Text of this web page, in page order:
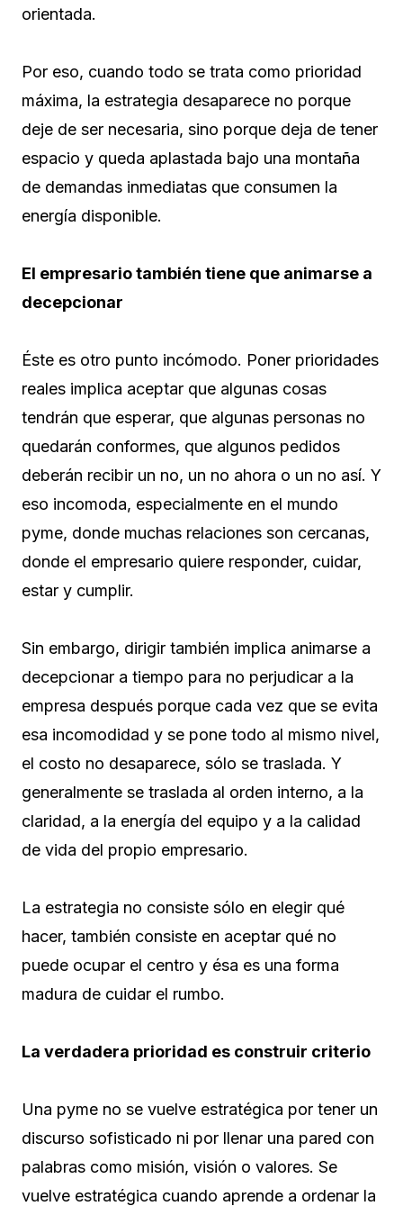
orientada.
Por eso, cuando todo se trata como prioridad
máxima, la estrategia desaparece no porque
deje de ser necesaria, sino porque deja de tener
espacio y queda aplastada bajo una montaña
de demandas inmediatas que consumen la
energía disponible.
El empresario también tiene que animarse a
decepcionar
Éste es otro punto incómodo. Poner prioridades
reales implica aceptar que algunas cosas
tendrán que esperar, que algunas personas no
quedarán conformes, que algunos pedidos
deberán recibir un no, un no ahora o un no así. Y
eso incomoda, especialmente en el mundo
pyme, donde muchas relaciones son cercanas,
donde el empresario quiere responder, cuidar,
estar y cumplir.
Sin embargo, dirigir también implica animarse a
decepcionar a tiempo para no perjudicar a la
empresa después porque cada vez que se evita
esa incomodidad y se pone todo al mismo nivel,
el costo no desaparece, sólo se traslada. Y
generalmente se traslada al orden interno, a la
claridad, a la energía del equipo y a la calidad
de vida del propio empresario.
La estrategia no consiste sólo en elegir qué
hacer, también consiste en aceptar qué no
puede ocupar el centro y ésa es una forma
madura de cuidar el rumbo.
La verdadera prioridad es construir criterio
Una pyme no se vuelve estratégica por tener un
discurso sofisticado ni por llenar una pared con
palabras como misión, visión o valores. Se
vuelve estratégica cuando aprende a ordenar la